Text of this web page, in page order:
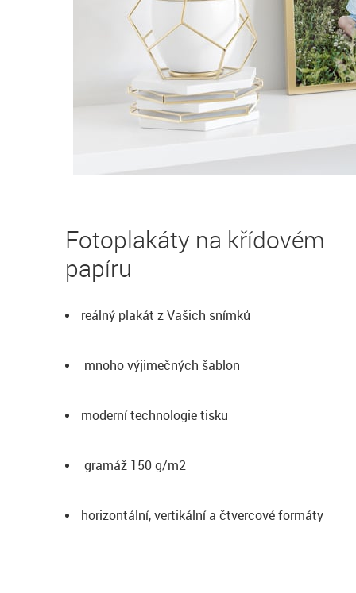
Fotoplakáty na křídovém
papíru
reálný plakát z Vašich snímků
mnoho výjimečných šablon
moderní technologie tisku
gramáž 150 g/m2
horizontální, vertikální a čtvercové formáty